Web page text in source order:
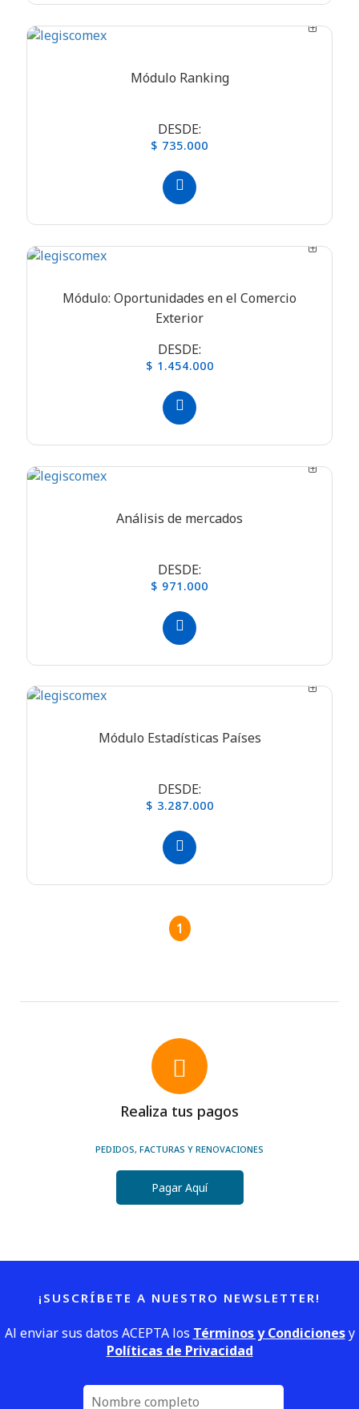
Módulo Ranking
DESDE:
$ 735.000
Módulo: Oportunidades en el Comercio
Exterior
DESDE:
$ 1.454.000
Análisis de mercados
DESDE:
$ 971.000
Módulo Estadísticas Países
DESDE:
$ 3.287.000
1
Realiza tus pagos
PEDIDOS, FACTURAS Y RENOVACIONES
Pagar Aquí
¡SUSCRÍBETE A NUESTRO NEWSLETTER!
Al enviar sus datos ACEPTA los Términos y Condicionesy
Políticas de Privacidad